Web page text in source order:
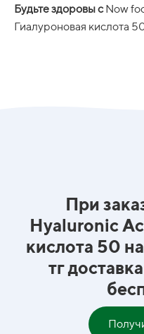
Будьте здоровы сNow
Гиалуроновая кислота
При
Hyaluronic
кислота 50
тг